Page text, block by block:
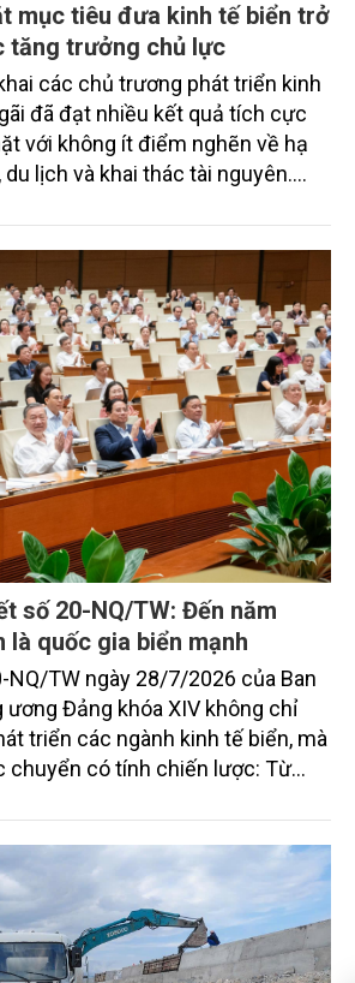
mục tiêu đưa kinh tế biển trở
tăng trưởng chủ lực
các chủ trương phát triển kinh
đã đạt nhiều kết quả tích cực
với không ít điểm nghẽn về hạ
lịch và khai thác tài nguyên.
tế biển phát triển nhanh, bền
lực quan trọng thúc đẩy tăng
năm 2030, tầm nhìn đến năm
số 20-NQ/TW: Đến năm
là quốc gia biển mạnh
NQ/TW ngày 28/7/2026 của Ban
ương Đảng khóa XIV không chỉ
triển các ngành kinh tế biển, mà
chuyển có tính chiến lược: Từ
ven biển" sang "xây dựng quốc
bước chuyển ấy, ngành Nông
giữ vai trò đặc biệt quan trọng,
quy hoạch không gian biển,
đến bảo vệ môi trường, phục hồi